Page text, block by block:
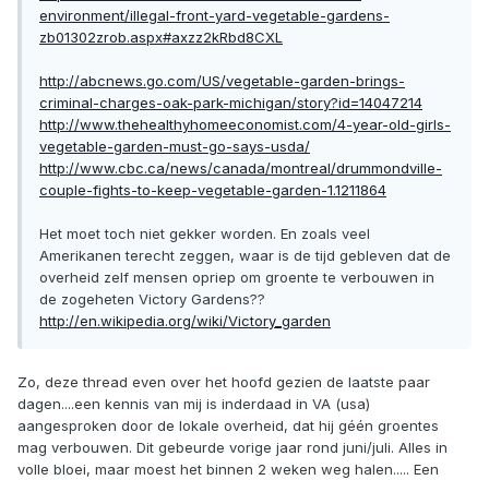
environment/illegal-front-yard-vegetable-gardens-
zb01302zrob.aspx#axzz2kRbd8CXL
http://abcnews.go.com/US/vegetable-garden-brings-
criminal-charges-oak-park-michigan/story?id=14047214
http://www.thehealthyhomeeconomist.com/4-year-old-girls-
vegetable-garden-must-go-says-usda/
http://www.cbc.ca/news/canada/montreal/drummondville-
couple-fights-to-keep-vegetable-garden-1.1211864
Het moet toch niet gekker worden. En zoals veel
Amerikanen terecht zeggen, waar is de tijd gebleven dat de
overheid zelf mensen opriep om groente te verbouwen in
de zogeheten Victory Gardens??
http://en.wikipedia.org/wiki/Victory_garden
Zo, deze thread even over het hoofd gezien de laatste paar
dagen....een kennis van mij is inderdaad in VA (usa)
aangesproken door de lokale overheid, dat hij géén groentes
mag verbouwen. Dit gebeurde vorige jaar rond juni/juli. Alles in
volle bloei, maar moest het binnen 2 weken weg halen..... Een